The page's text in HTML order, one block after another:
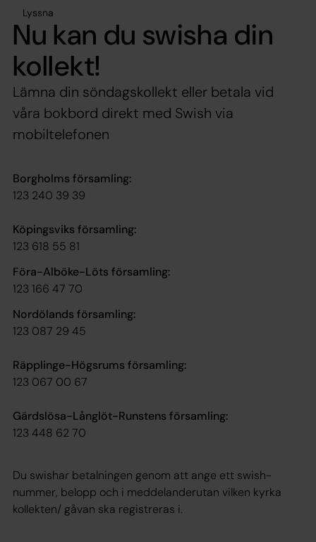
Lyssna
Nu kan du swisha din
kollekt!
Lämna din söndagskollekt eller betala vid
våra bokbord direkt med Swish via
mobiltelefonen
Borgholms församling:
123 240 39 39
Köpingsviks församling:
123 618 55 81
Föra-Alböke-Löts församling:
123 166 47 70
Nordölands församling:
123 087 29 45
Räpplinge-Högsrums församling:
123 067 00 67
Gärdslösa-Långlöt-Runstens församling:
123 448 62 70
Du swishar betalningen genom att ange ett swish-
nummer, belopp och i meddelanderutan vilken kyrka
kollekten/ gåvan ska registreras i.